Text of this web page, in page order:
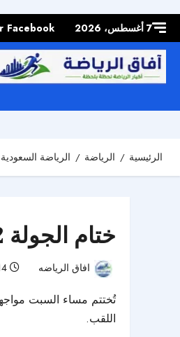
content7 أغسطس، 2026 Facebook
الرئيسية الرياضة الرياضة السعودية
ختام الجولة 22 بثلاث مواجهات.. صراع نجاة ومطاردة قمة
افاق الرياضه
اللقب.